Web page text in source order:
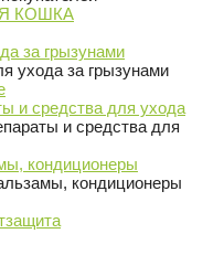
КОШКА
за грызунами
ухода за грызунами
и средства для ухода
и средства для
кондиционеры
кондиционеры